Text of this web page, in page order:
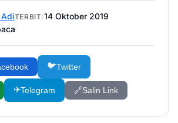
TERBIT:14 Oktober 2019
🐦Twitter
✈️Telegram 🔗Salin Link